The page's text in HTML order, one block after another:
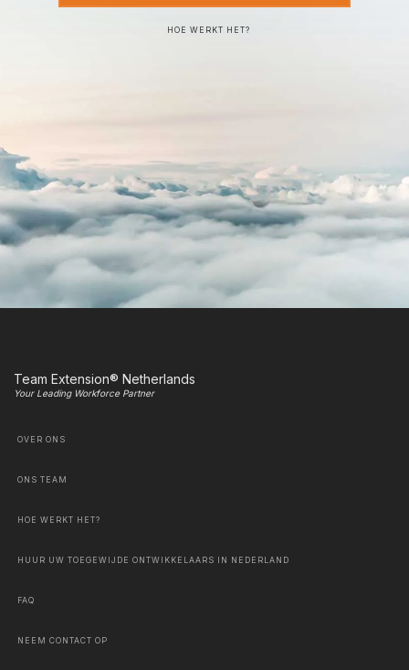
HOE WERKT HET?
Team Extension® Netherlands
Your Leading Workforce Partner
OVER ONS
ONS TEAM
HOE WERKT HET?
HUUR UW TOEGEWIJDE ONTWIKKELAARS IN NEDERLAND
FAQ
NEEM CONTACT OP